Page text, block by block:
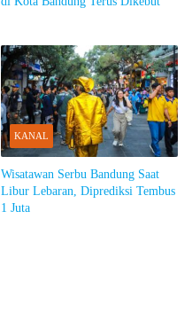
KANAL
Wisatawan Serbu Bandung Saat
Libur Lebaran, Diprediksi Tembus
1 Juta